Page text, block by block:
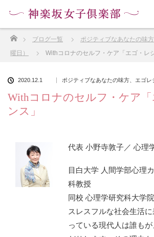
ブログ一覧
ポジティブなあなたの味
曜日）
Withコロナのセルフ・ケア「エゴ・レ
2020.12.1 ポジティブなあなたの味方、エゴレ
Withコロナのセルフ・ケア
ンス」
代表 小野寺敦子／ 心理
目白大学 人間学部心理
科教授
同校 心理学研究科大学
スレスフルな社会生活
っている現代人は誰も